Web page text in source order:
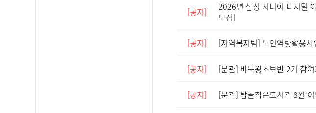
[공지]
2026년 삼성 시니어 디지털
모집]
[공지] [지역복지팀] 노인역량활용
[공지] [분관] 바둑왕초보반 2기 참
[공지] [분관] 탑골작은도서관 8월